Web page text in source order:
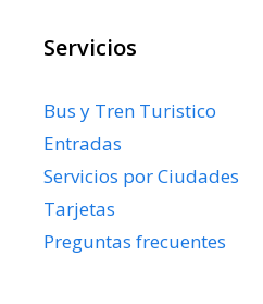
Servicios
Bus y Tren Turistico
Entradas
Servicios por Ciudades
Tarjetas
Preguntas frecuentes